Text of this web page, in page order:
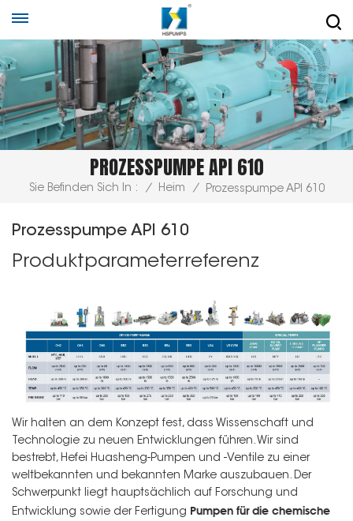
PROZESSPUMPE API 610
Sie Befinden Sich In : / Heim / Prozesspumpe API 610
Prozesspumpe API 610
Produktparameterreferenz
Wir halten an dem Konzept fest, dass Wissenschaft und
Technologie zu neuen Entwicklungen führen. Wir sind
bestrebt, Hefei Huasheng-Pumpen und -Ventile zu einer
weltbekannten und bekannten Marke auszubauen. Der
Schwerpunkt liegt hauptsächlich auf Forschung und
Entwicklung sowie der Fertigung Pumpen für die chemische